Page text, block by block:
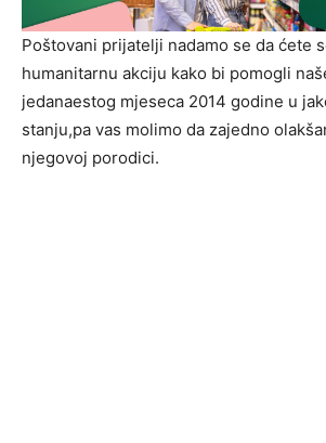
Poštovani prijatelji nadamo se da ćete
humanitarnu akciju kako bi pomogli
jedanaestog mjeseca 2014 godine u
stanju,pa vas molimo da zajedno
njegovoj porodici.